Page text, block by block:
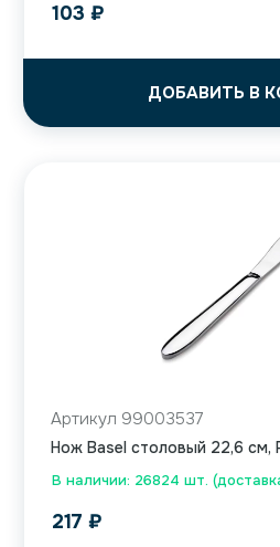
103 ₽
ДОБАВИТЬ В
В наличии: 26824 шт.
Артикул 99003537
Нож Basel столовый 22,6 см,
217 ₽